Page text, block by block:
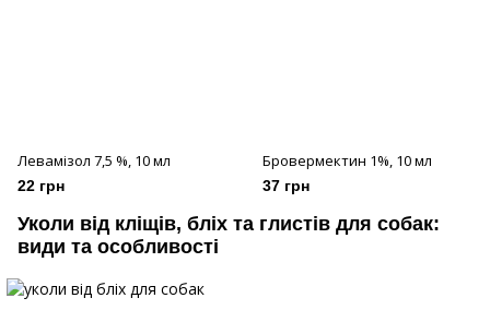
Левамізол 7,5 %, 10 мл
22 грн
Бровермектин 1%, 10 мл
37 грн
Уколи від кліщів, бліх та глистів для собак:
види та особливості